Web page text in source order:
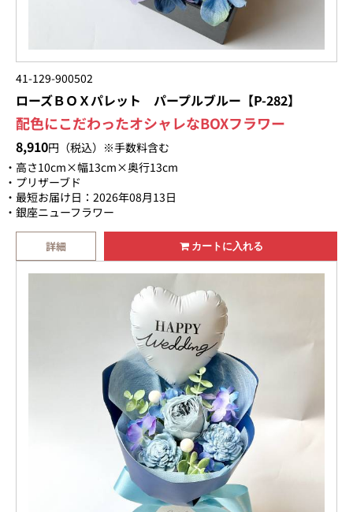
41-129-900502
ローズＢＯＸパレット パープルブルー【P-282】
配色にこだわったオシャレなBOXフラワー
8,910円（税込）※手数料含む
高さ10cm×幅13cm×奥行13cm
プリザーブド
最短お届け日：2026年08月13日
銀座ニューフラワー
詳細 カートに入れる